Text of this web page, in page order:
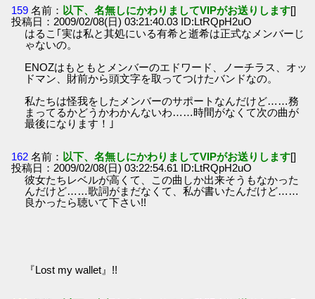
159 名前： 以下、名無しにかわりましてVIPがお送りします[]
投稿日：2009/02/08(日) 03:21:40.03 ID:LtRQpH2uO
はるこ｢実は私と其処にいる有希と逝希は正式なメンバーじ
ゃないの。
ENOZはもともとメンバーのエドワード、ノーチラス、オッ
ドマン、財前から頭文字を取ってつけたバンドなの。
私たちは怪我をしたメンバーのサポートなんだけど……務
まってるかどうかわかんないわ……時間がなくて次の曲が
最後になります！｣
162 名前： 以下、名無しにかわりましてVIPがお送りします[]
投稿日：2009/02/08(日) 03:22:54.61 ID:LtRQpH2uO
彼女たちレベルが高くて、この曲しか出来そうもなかった
んだけど……歌詞がまだなくて、私が書いたんだけど……
良かったら聴いて下さい!!
『Lost my wallet』!!